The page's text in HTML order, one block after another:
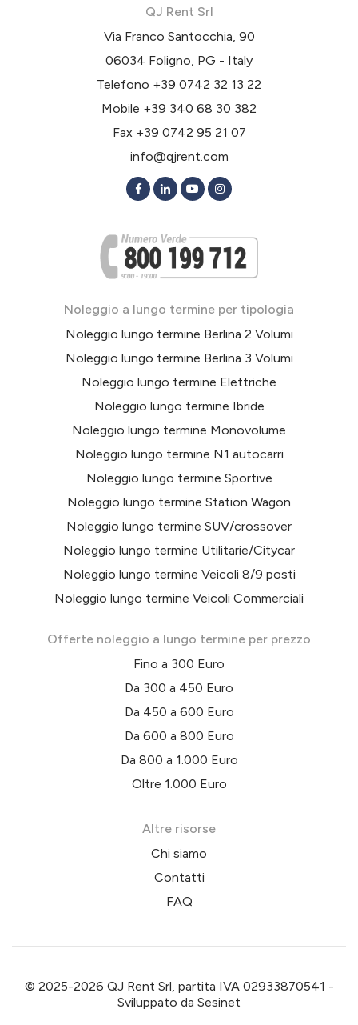
QJ Rent Srl
Via Franco Santocchia, 90
06034 Foligno, PG - Italy
Telefono +39 0742 32 13 22
Mobile +39 340 68 30 382
Fax +39 0742 95 21 07
info@qjrent.com
Noleggio a lungo termine per tipologia
Noleggio lungo termine Berlina 2 Volumi
Noleggio lungo termine Berlina 3 Volumi
Noleggio lungo termine Elettriche
Noleggio lungo termine Ibride
Noleggio lungo termine Monovolume
Noleggio lungo termine N1 autocarri
Noleggio lungo termine Sportive
Noleggio lungo termine Station Wagon
Noleggio lungo termine SUV/crossover
Noleggio lungo termine Utilitarie/Citycar
Noleggio lungo termine Veicoli 8/9 posti
Noleggio lungo termine Veicoli Commerciali
Offerte noleggio a lungo termine per prezzo
Fino a 300 Euro
Da 300 a 450 Euro
Da 450 a 600 Euro
Da 600 a 800 Euro
Da 800 a 1.000 Euro
Oltre 1.000 Euro
Altre risorse
Chi siamo
Contatti
FAQ
© 2025-2026 QJ Rent Srl, partita IVA 02933870541 -
Sviluppato da Sesinet